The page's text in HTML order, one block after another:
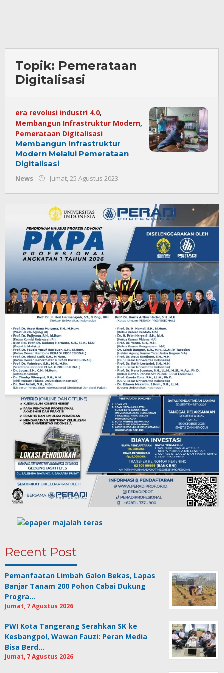
Topik: Pemerataan
Digitalisasi
era revolusi industri 4.0,
Membangun Infrastruktur Modern,
Pemerataan Digitalisasi
Membangun Infrastruktur
Modern Melalui Pemerataan
Digitalisasi
News Jumat, 25 Agustus 2023
Recent Post
Pemanfaatan Limbah Galon Bekas, Lapas
Banjar Tanam 200 Pohon Cabai Dukung
Progra…
Jumat, 7 Agustus 2026
PWI Kota Tangerang Serahkan SK ke
Kesbangpol, Wawan Fauzi: Peran Media
Bisa Berd…
Jumat, 7 Agustus 2026